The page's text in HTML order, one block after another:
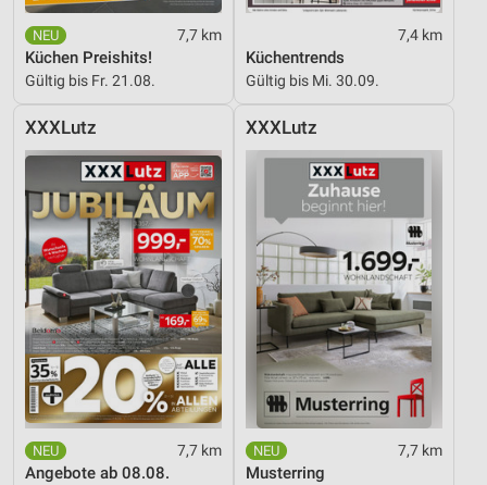
7,7 km
Küchen Preishits!
Gültig bis Fr. 21.08.
7,4 km
Küchentrends
Gültig bis Mi. 30.09.
XXXLutz
7,7 km
Angebote ab 08.08.
XXXLutz
7,7 km
Musterring
Erstellung von Profilen zur Personalisierung
von Inhalten
Verwendung von Profilen zur Auswahl
Messung der Werbeleistung
Messung der Performance von Inhalten
Analyse von Zielgruppen durch Statistiken oder
Kombinationen von Daten aus verschiedenen
Quellen
Entwicklung und Verbesserung der Angebote
Verwendung reduzierter Daten zur Auswahl von
Inhalten
IAB-Besonderheiten:
Verwendung genauer Standortdaten